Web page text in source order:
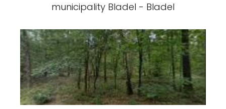
municipality Bladel - Bladel